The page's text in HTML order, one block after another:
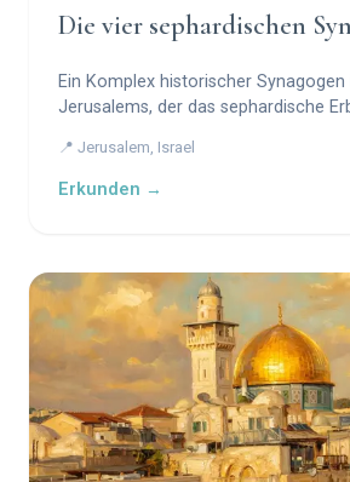
Die vier sephardischen
Ein Komplex historischer Synagogen
Jerusalems, der das sephardische
📍 Jerusalem, Israel
Erkunden →